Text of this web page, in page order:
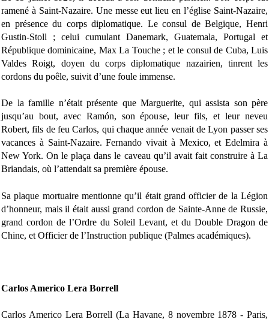
ramené à Saint-Nazaire. Une messe eut lieu en l’église Saint-Nazaire,
en présence du corps diplomatique. Le consul de Belgique, Henri
Gustin-Stoll ; celui cumulant Danemark, Guatemala, Portugal et
République dominicaine, Max La Touche ; et le consul de Cuba, Luis
Valdes Roigt, doyen du corps diplomatique nazairien, tinrent les
cordons du poêle, suivit d’une foule immense.
De la famille n’était présente que Marguerite, qui assista son père
jusqu’au bout, avec Ramón, son épouse, leur fils, et leur neveu
Robert, fils de feu Carlos, qui chaque année venait de Lyon passer ses
vacances à Saint-Nazaire. Fernando vivait à Mexico, et Edelmira à
New York. On le plaça dans le caveau qu’il avait fait construire à La
Briandais, où l’attendait sa première épouse.
Sa plaque mortuaire mentionne qu’il était grand officier de la Légion
d’honneur, mais il était aussi grand cordon de Sainte-Anne de Russie,
grand cordon de l’Ordre du Soleil Levant, et du Double Dragon de
Chine, et Officier de l’Instruction publique (Palmes académiques).
Carlos Americo Lera Borrell
Carlos Americo Lera Borrell (La Havane, 8 novembre 1878 - Paris,